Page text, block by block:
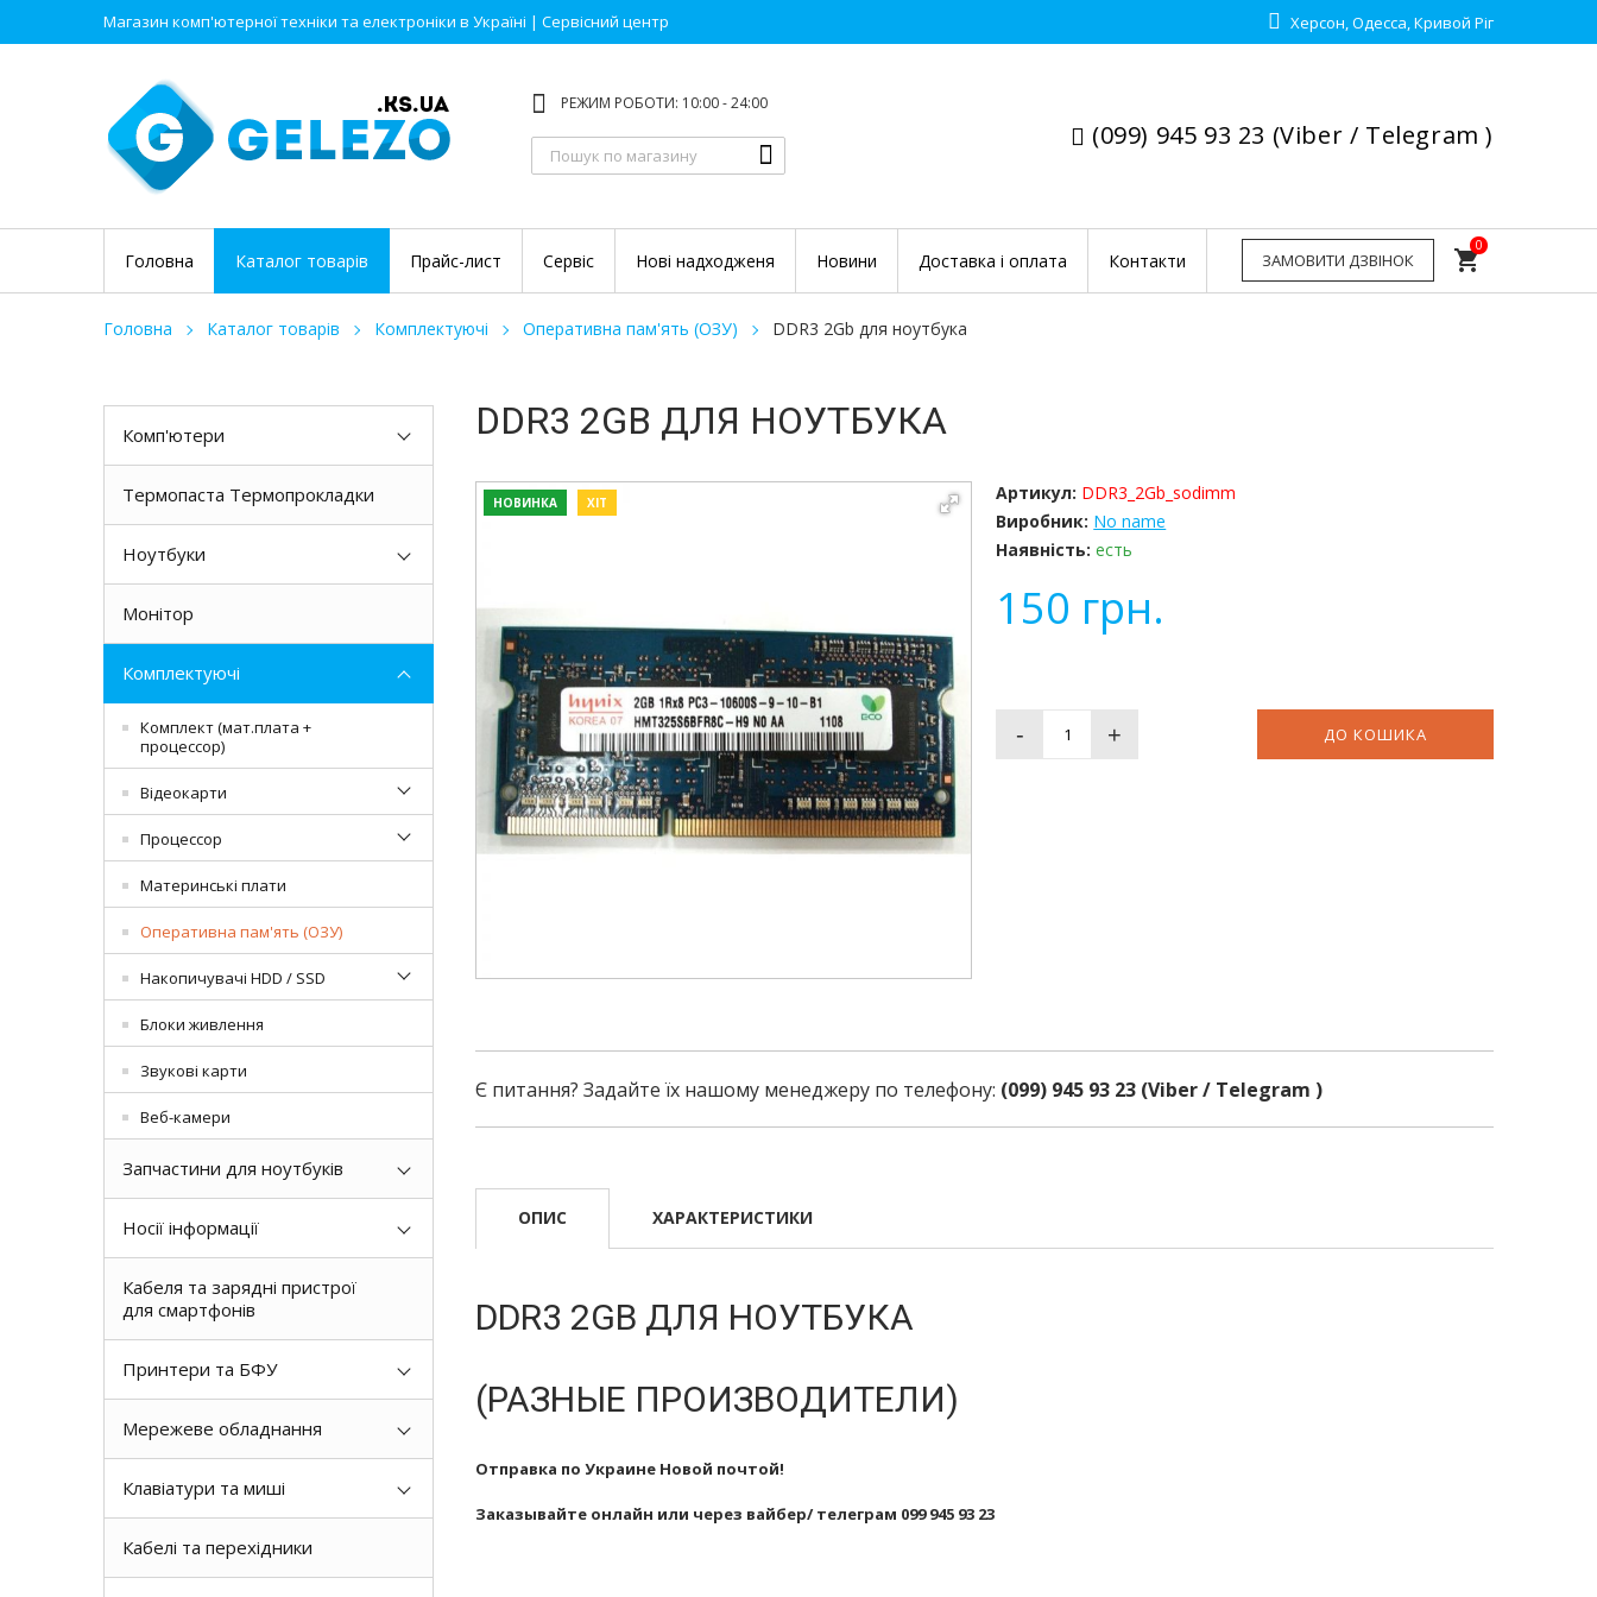
Магазин комп'ютерної техніки та електроніки в Україні | Сервісний центр Херсон, Одесса, Кривой Ріг
(099) 945 93 23 (Viber / Telegram )
РЕЖИМ РОБОТИ: 10:00 - 24:00
ЗАМОВИТИ ДЗВІНОК
Головна Каталог товарів Прайс-лист Сервіс Нові надходженя Новини Доставка і оплата Контакти shopping_cart
0
Головна Каталог товарів Комплектуючі Оперативна пам'ять (ОЗУ) DDR3 2Gb для ноутбука
DDR3 2GB ДЛЯ НОУТБУКА
НОВИНКА ХІТ Артикул: DDR3_2Gb_sodimm
Виробник: No name
Наявність: есть
150 грн.
- + ДО КОШИКА
Є питання? Задайте їх нашому менеджеру по телефону: (099) 945 93 23 (Viber / Telegram )
ОПИС ХАРАКТЕРИСТИКИ
DDR3 2GB ДЛЯ НОУТБУКА
(РАЗНЫЕ ПРОИЗВОДИТЕЛИ)
Отправка по Украине Новой почтой!
Заказывайте онлайн или через вайбер/ телеграм 099 945 93 23
Комп'ютери
Термопаста Термопрокладки
Ноутбуки
Монітор
Комплектуючі
Комплект (мат.плата +
процессор)
Відеокарти
Процессор
Материнські плати
Оперативна пам'ять (ОЗУ)
Накопичувачі HDD / SSD
Блоки живлення
Звукові карти
Веб-камери
Запчастини для ноутбуків
Носії інформації
Кабеля та зарядні пристрої
для смартфонів
Принтери та БФУ
Мережеве обладнання
Клавіатури та миші
Кабелі та перехідники